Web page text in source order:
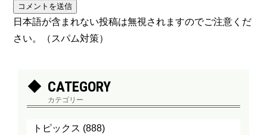
日本語が含まれない投稿は無視されますのでご注意くだ
さい。（スパム対策）
CATEGORY
カテゴリー
トピックス (888)